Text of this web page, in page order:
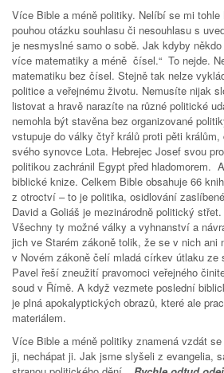
Více Bible a méně politiky. Nelíbí se mi tohle
pouhou otázku souhlasu či nesouhlasu s
je nesmyslné samo o sobě. Jak kdyby
více matematiky a méně čísel.“ To nejde.
matematiku bez čísel. Stejně tak nelze
politice a veřejnému životu. Nemusíte nijak
listovat a hravě narazíte na různé politické
nemohla být stavěna bez organizované
vstupuje do války čtyř králů proti pěti
svého synovce Lota. Hebrejec Josef svou
politikou zachránil Egypt před hladomorem.
biblické knize. Celkem Bible obsahuje 66
z otroctví – to je politika, osidlování
David a Goliáš je mezinárodně politický
Všechny ty možné války a vyhnanství a
jich ve Starém zákoně tolik, že se v nich
v Novém zákoně čelí mladá církev útlaku ze
Pavel řeší zneužití pravomoci veřejného
soud v Římě. A když vezmete poslední
je plná apokalyptických obrazů, které ale
materiálem.
Více Bible a méně politiky znamená vzdát
ji, nechápat ji. Jak jsme slyšeli z evangelia,